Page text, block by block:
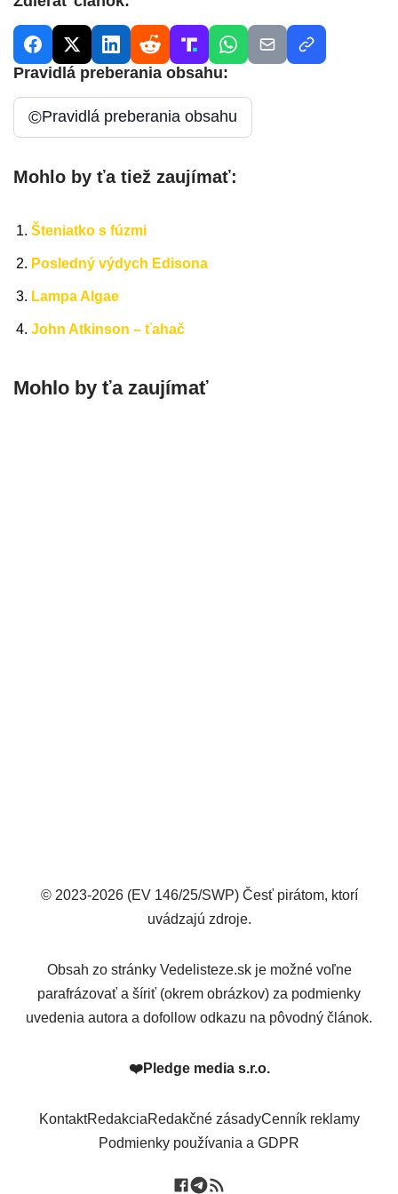
Pravidlá preberania obsahu:
©Pravidlá preberania obsahu
Mohlo by ťa tiež zaujímať:
Šteniatko s fúzmi
Posledný výdych Edisona
Lampa Algae
John Atkinson – ťahač
Mohlo by ťa zaujímať
© 2023-2026 (EV 146/25/SWP) Česť pirátom, ktorí
uvádzajú zdroje.
Obsah zo stránky Vedelisteze.sk je možné voľne
parafrázovať a šíriť (okrem obrázkov) za podmienky
uvedenia autora a dofollow odkazu na pôvodný článok.
❤️Pledge media s.r.o.
KontaktRedakciaRedakčné zásadyCenník reklamy
Podmienky používania a GDPR